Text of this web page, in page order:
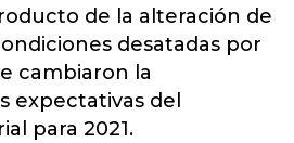
de la alteración de
desatadas por
cambiaron la
expectativas del
para 2021.